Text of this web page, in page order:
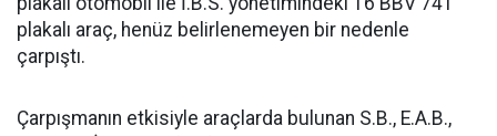
plakalı araç, henüz belirlenemeyen bir nedenle
çarpıştı.
Çarpışmanın etkisiyle araçlarda bulunan S.B., E.A.B.,